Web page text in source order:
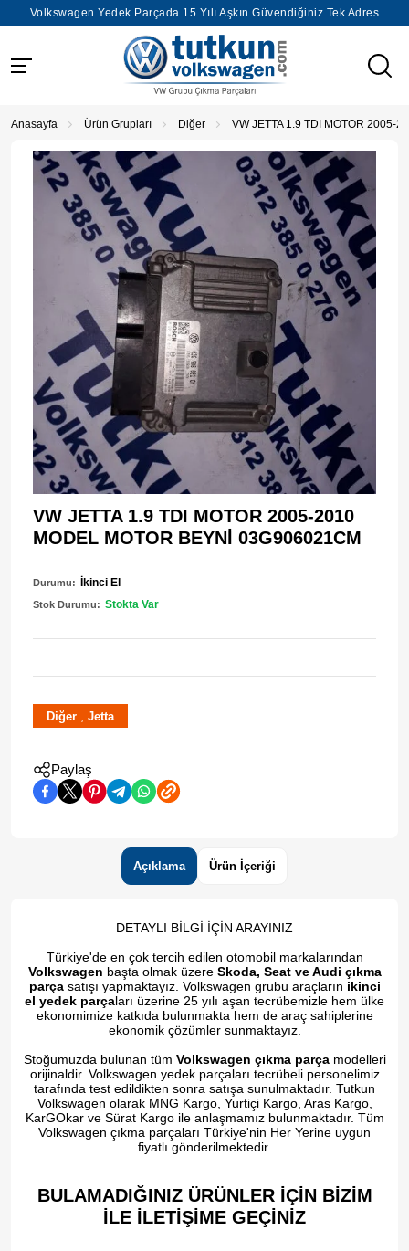
Volkswagen Yedek Parçada 15 Yılı Aşkın Güvendiğiniz Tek Adres
Anasayfa Ürün Grupları Diğer VW JETTA 1.9 TDI MOTOR 2005-
VW JETTA 1.9 TDI MOTOR 2005-2010
MODEL MOTOR BEYNİ 03G906021CM
Durumu: İkinci El
Stok Durumu: Stokta Var
Diğer , Jetta
Paylaş
Açıklama Ürün İçeriği
DETAYLI BİLGİ İÇİN ARAYINIZ
Türkiye'de en çok tercih edilen otomobil markalarından
Volkswagen başta olmak üzere Skoda, Seat ve Audi çıkma
parçasatışı yapmaktayız. Volkswagen grubu araçların ikinci
el yedek parçaları üzerine 25 yılı aşan tecrübemizle hem ülke
ekonomimize katkıda bulunmakta hem de araç sahiplerine
ekonomik çözümler sunmaktayız.
Stoğumuzda bulunan tüm Volkswagen çıkma parçamodelleri
orijinaldir. Volkswagen yedek parçaları tecrübeli personelimiz
tarafında test edildikten sonra satışa sunulmaktadır. Tutkun
Volkswagen olarak MNG Kargo, Yurtiçi Kargo, Aras Kargo,
KarGOkar ve Sürat Kargo ile anlaşmamız bulunmaktadır. Tüm
Volkswagen çıkma parçaları Türkiye'nin Her Yerine uygun
fiyatlı gönderilmektedir.
BULAMADIĞINIZ ÜRÜNLER İÇİN BİZİM
İLE İLETİŞİME GEÇİNİZ​